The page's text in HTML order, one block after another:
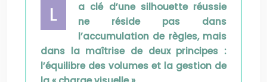
L
a clé d’une silhouette réussie
ne réside pas dans
l’accumulation de règles, mais
dans la maîtrise de deux principes :
l’équilibre des volumes et la gestion de